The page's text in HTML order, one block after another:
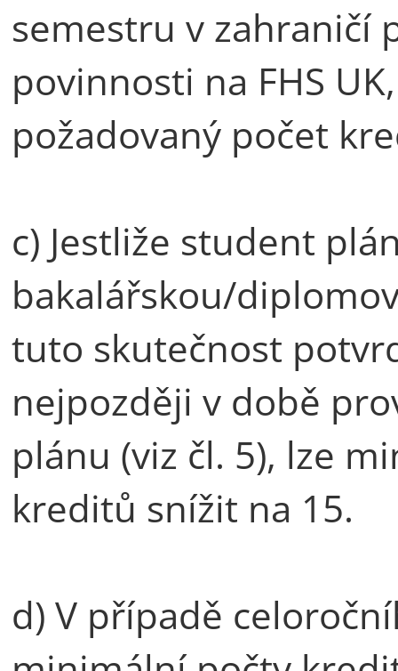
semestru v zahraničí
povinnosti na FHS
požadovaný počet
c) Jestliže student
bakalářskou/
tuto skutečnost
nejpozději v době
plánu (viz čl. 5), lze
kreditů snížit na 15.
d) V případě